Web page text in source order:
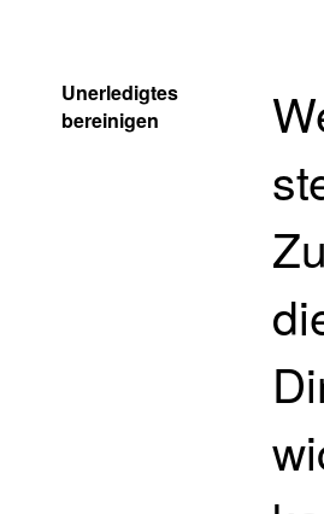
Unerledigtes
bereinigen